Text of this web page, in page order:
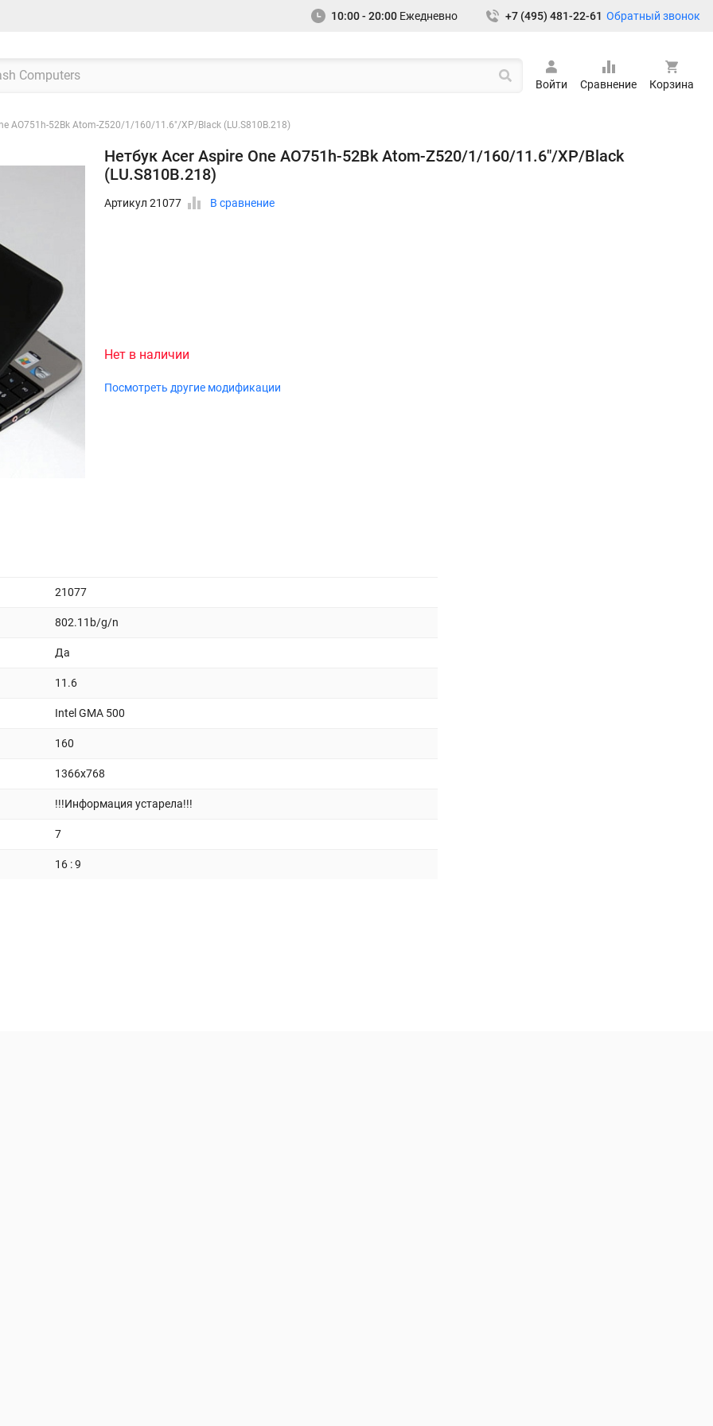
10:00 - 20:00 Ежедневно +7 (495) 481-22-61 Обратный звонок
Войти Сравнение Корзина
AO751h-52Bk Atom-Z520/1/160/11.6"/XP/Black (LU.S810B.218)
Нетбук Acer Aspire One AO751h-52Bk Atom-Z520/1/160/11.6"/XP/Black
(LU.S810B.218)
Артикул 21077 В сравнение
Нет в наличии
Посмотреть другие модификации
21077
802.11b/g/n
Да
11.6
Intel GMA 500
160
1366x768
!!!Информация устарела!!!
7
16 : 9